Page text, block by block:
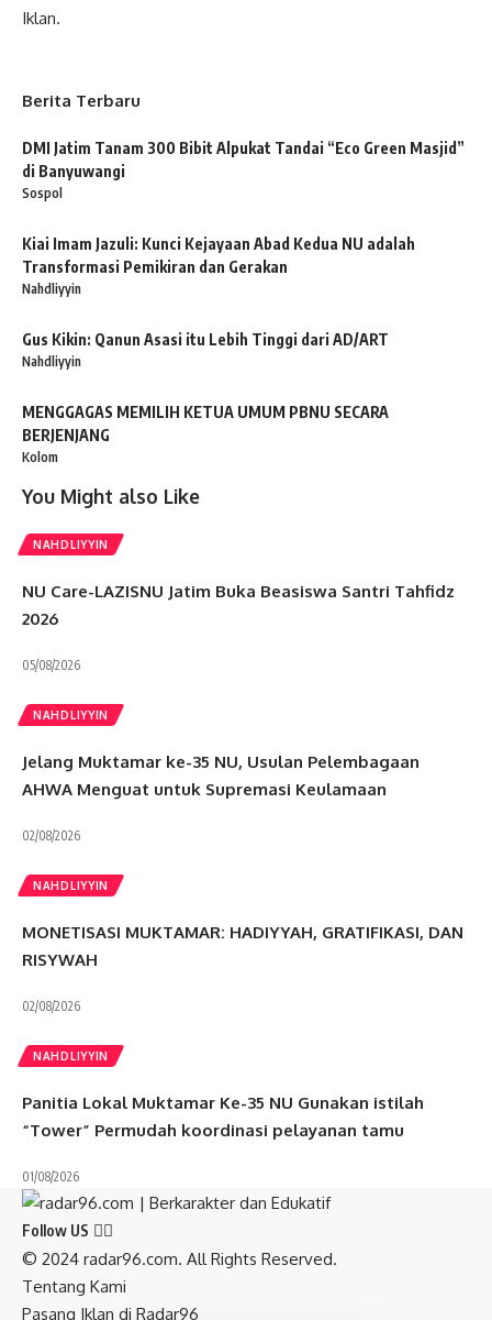
Iklan.
Berita Terbaru
DMI Jatim Tanam 300 Bibit Alpukat Tandai “Eco Green Masjid”
di Banyuwangi
Sospol
Kiai Imam Jazuli: Kunci Kejayaan Abad Kedua NU adalah
Transformasi Pemikiran dan Gerakan
Nahdliyyin
Gus Kikin: Qanun Asasi itu Lebih Tinggi dari AD/ART
Nahdliyyin
MENGGAGAS MEMILIH KETUA UMUM PBNU SECARA
BERJENJANG
Kolom
You Might also Like
NAHDLIYYIN
NU Care-LAZISNU Jatim Buka Beasiswa Santri Tahfidz
2026
05/08/2026
NAHDLIYYIN
Jelang Muktamar ke-35 NU, Usulan Pelembagaan
AHWA Menguat untuk Supremasi Keulamaan
02/08/2026
NAHDLIYYIN
MONETISASI MUKTAMAR: HADIYYAH, GRATIFIKASI, DAN
RISYWAH
02/08/2026
NAHDLIYYIN
Panitia Lokal Muktamar Ke-35 NU Gunakan istilah
“Tower” Permudah koordinasi pelayanan tamu
01/08/2026
Follow US
© 2024 radar96.com. All Rights Reserved.
Tentang Kami
Pasang Iklan di Radar96